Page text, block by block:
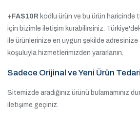
+FAS10R kodlu ürün ve bu ürün haricinde
için bizimle iletişim kurabilirsiniz.
ile ürünlerinize en uygun şekilde
koşuluyla hizmetlerimizden yararlanın.
Sadece Orijinal ve Yeni Ürün
Sitemizde aradığınız ürünü bulamamınız
iletişime geçiniz.